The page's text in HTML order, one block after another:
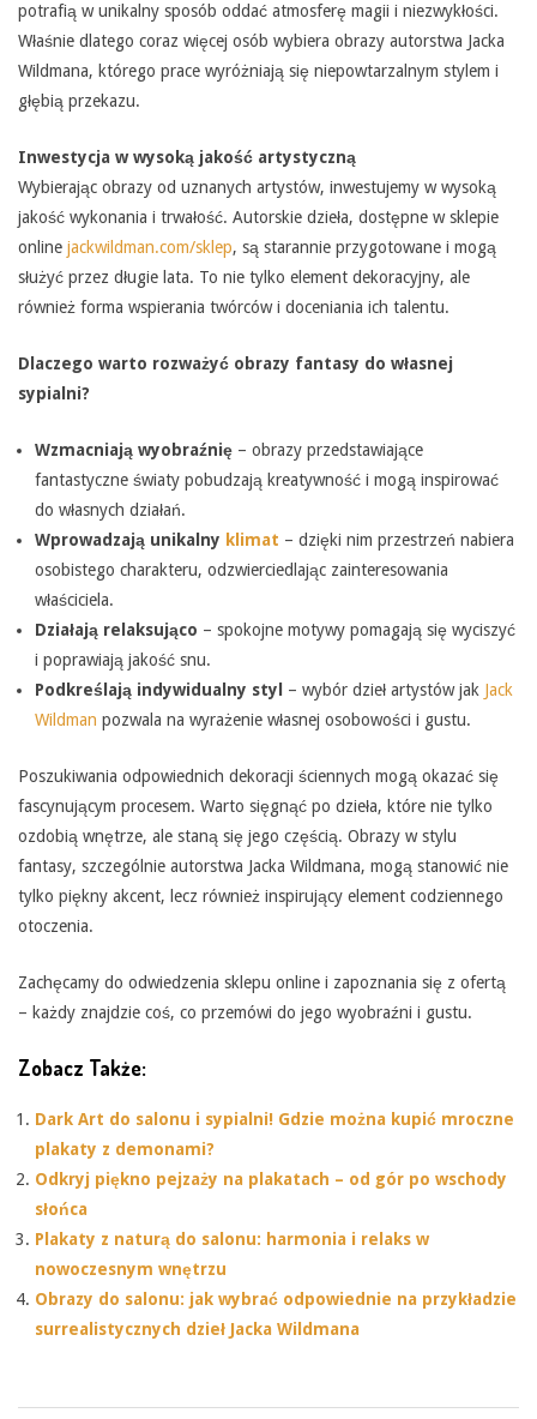
potrafią w unikalny sposób oddać atmosferę magii i niezwykłości.
Właśnie dlatego coraz więcej osób wybiera obrazy autorstwa Jacka
Wildmana, którego prace wyróżniają się niepowtarzalnym stylem i
głębią przekazu.
Inwestycja w wysoką jakość artystyczną
Wybierając obrazy od uznanych artystów, inwestujemy w wysoką
jakość wykonania i trwałość. Autorskie dzieła, dostępne w sklepie
online jackwildman.com/sklep, są starannie przygotowane i mogą
służyć przez długie lata. To nie tylko element dekoracyjny, ale
również forma wspierania twórców i doceniania ich talentu.
Dlaczego warto rozważyć obrazy fantasy do własnej
sypialni?
Wzmacniają wyobraźnię – obrazy przedstawiające
fantastyczne światy pobudzają kreatywność i mogą inspirować
do własnych działań.
Wprowadzają unikalny klimat – dzięki nim przestrzeń nabiera
osobistego charakteru, odzwierciedlając zainteresowania
właściciela.
Działają relaksująco – spokojne motywy pomagają się wyciszyć
i poprawiają jakość snu.
Podkreślają indywidualny styl
– wybór dzieł artystów jak Jack
Wildman pozwala na wyrażenie własnej osobowości i gustu.
Poszukiwania odpowiednich dekoracji ściennych mogą okazać się
fascynującym procesem. Warto sięgnąć po dzieła, które nie tylko
ozdobią wnętrze, ale staną się jego częścią. Obrazy w stylu
fantasy, szczególnie autorstwa Jacka Wildmana, mogą stanowić nie
tylko piękny akcent, lecz również inspirujący element codziennego
otoczenia.
Zachęcamy do odwiedzenia sklepu online i zapoznania się z ofertą
– każdy znajdzie coś, co przemówi do jego wyobraźni i gustu.
Zobacz Także:
Dark Art do salonu i sypialni! Gdzie można kupić mroczne
plakaty z demonami?
Odkryj piękno pejzaży na plakatach – od gór po wschody
słońca
Plakaty z naturą do salonu: harmonia i relaks w
nowoczesnym wnętrzu
Obrazy do salonu: jak wybrać odpowiednie na przykładzie
surrealistycznych dzieł Jacka Wildmana